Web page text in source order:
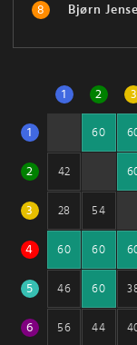
8
Bjørn
1 2 3
1 60
2 42
3 28 54
4 60 60
5 46 60
6 56 44